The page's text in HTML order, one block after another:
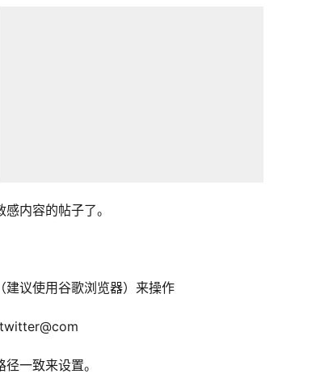
内容的帖子了。
议使用谷歌浏览器）来操作
一致来设置。